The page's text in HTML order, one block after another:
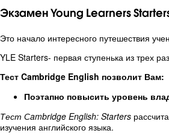
Экзамен Young Learners
Это начало интересного путешествия
YLE Starters- первая ступенька из трех
Тест Cambridge English позволит Вам:
Поэтапно повысить уровень
Тест Сambridge English: Starters
изучения английского языка.